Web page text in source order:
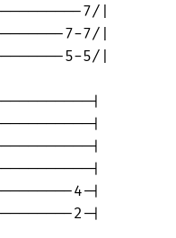
7/|
7-7/|
5-5/|
|
|
|
|
4-|
2-|